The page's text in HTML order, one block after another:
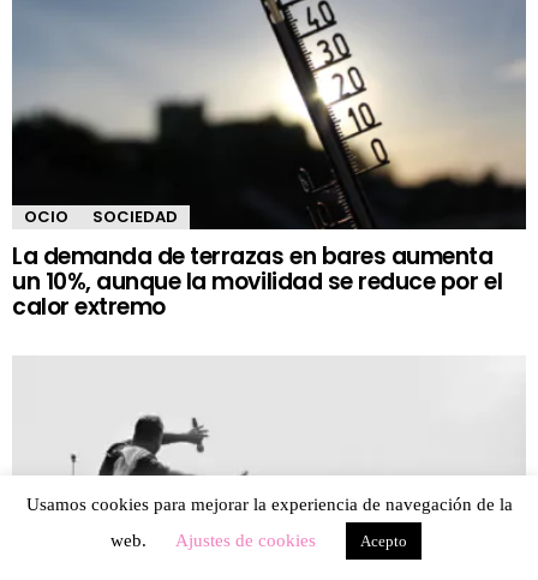
OCIO SOCIEDAD
La demanda de terrazas en bares aumenta
un 10%, aunque la movilidad se reduce por el
calor extremo
Usamos cookies para mejorar la experiencia de navegación de la
web.
Ajustes de cookies Acepto